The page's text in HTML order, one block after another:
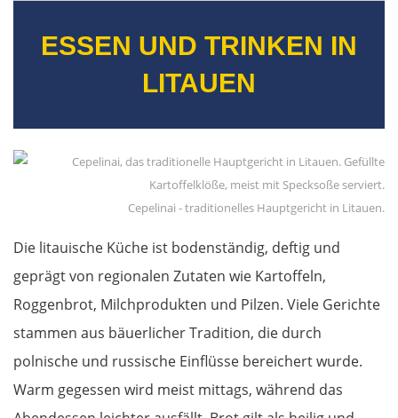
ESSEN UND TRINKEN IN
LITAUEN
Cepelinai - traditionelles Hauptgericht in Litauen.
Die litauische Küche ist bodenständig, deftig und
geprägt von regionalen Zutaten wie Kartoffeln,
Roggenbrot, Milchprodukten und Pilzen. Viele Gerichte
stammen aus bäuerlicher Tradition, die durch
polnische und russische Einflüsse bereichert wurde.
Warm gegessen wird meist mittags, während das